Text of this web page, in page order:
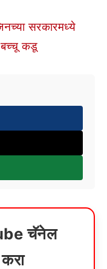
सरकारमध्ये
बच्चू कडू
चॅनेल